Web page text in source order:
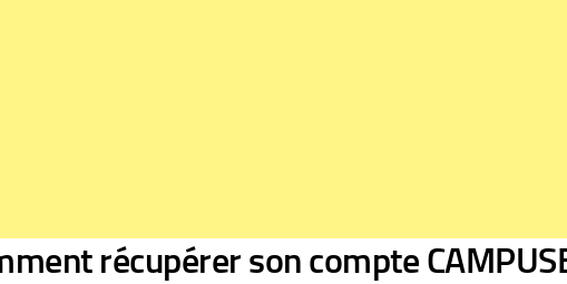
récupérer son compte